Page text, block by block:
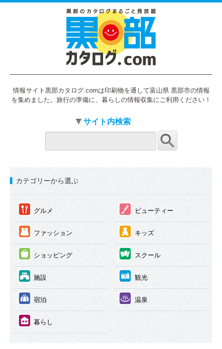
情報サイト黒部カタログ.comは印刷物を通して富山県 黒部市の情報
を集めました。旅行の準備に、暮らしの情報収集にご利用ください！
サイト内検索
カテゴリーから選ぶ
① グルメ ② ビューティー
③ ファッション ④ キッズ
⑤ ショッピング ⑥ スクール
⑦ 施設 ⑧ 観光
⑨ 宿泊 ⑩ 温泉
⑪ 暮らし